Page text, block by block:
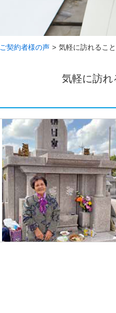
ご契約者様の声 > 気軽に訪れるこ
気軽に訪れ